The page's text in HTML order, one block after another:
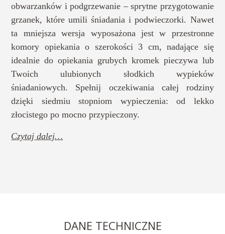
obwarzanków i podgrzewanie – sprytne przygotowanie
grzanek, które umili śniadania i podwieczorki. Nawet
ta mniejsza wersja wyposażona jest w przestronne
komory opiekania o szerokości 3 cm, nadające się
idealnie do opiekania grubych kromek pieczywa lub
Twoich ulubionych słodkich wypieków
śniadaniowych. Spełnij oczekiwania całej rodziny
dzięki siedmiu stopniom wypieczenia: od lekko
złocistego po mocno przypieczony.
Czytaj dalej…
DANE TECHNICZNE